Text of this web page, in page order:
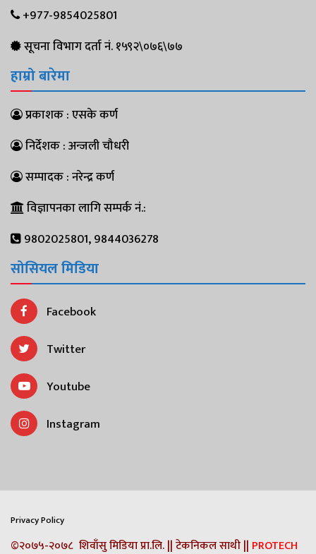
+977-9854025801
सूचना विभाग दर्ता नं. १५९२\०७६\७७
हाम्रो बारेमा
प्रकाशक : एसके कर्ण
निर्देशक : अन्जली चौधरी
सम्पादक : नरेन्द्र कर्ण
विज्ञापनका लागि सम्पर्क नं.:
9802025801, 9844036278
सोसियल मिडिया
Facebook
Twitter
Youtube
Instagram
Privacy Policy
©२०७५-२०७८ शिवाँसु मिडिया प्रा.लि. || टेकनिकल साथी || PROTECH